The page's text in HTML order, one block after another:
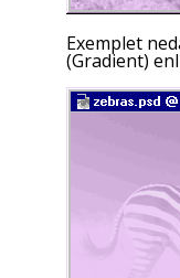
Exemplet
(Gradient)